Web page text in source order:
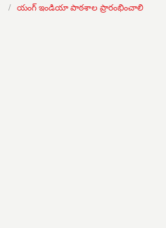
యంగ్ ఇండియా పాఠశాల ప్రారంభించాలి